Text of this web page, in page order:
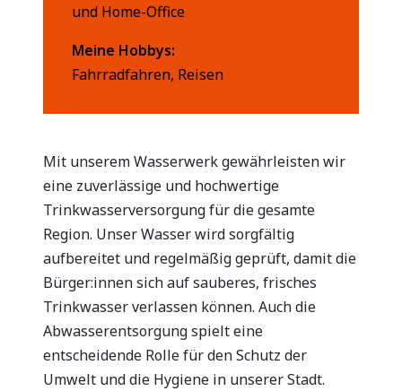
und Home-Office
Meine Hobbys:
Fahrradfahren, Reisen
Mit unserem Wasserwerk gewährleisten wir
eine zuverlässige und hochwertige
Trinkwasserversorgung für die gesamte
Region. Unser Wasser wird sorgfältig
aufbereitet und regelmäßig geprüft, damit die
Bürger:innen sich auf sauberes, frisches
Trinkwasser verlassen können. Auch die
Abwasserentsorgung spielt eine
entscheidende Rolle für den Schutz der
Umwelt und die Hygiene in unserer Stadt.